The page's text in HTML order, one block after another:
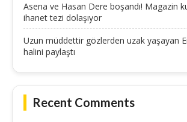
Asena ve Hasan Dere boşandı! Magazin
ihanet tezi dolaşıyor
Uzun müddettir gözlerden uzak yaşayan
halini paylaştı
Recent Comments